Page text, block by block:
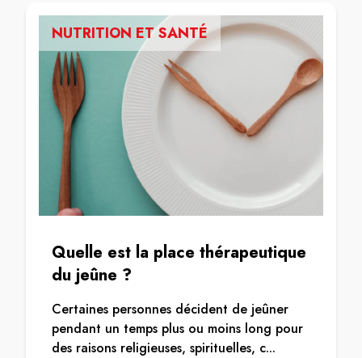
NUTRITION ET SANTÉ
Quelle est la place thérapeutique
du jeûne ?
Certaines personnes décident de jeûner
pendant un temps plus ou moins long pour
des raisons religieuses, spirituelles, c...